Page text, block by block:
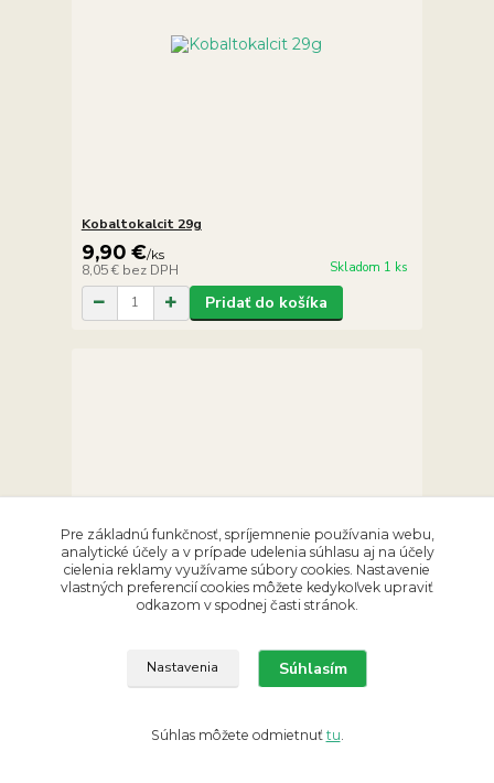
Kobaltokalcit 29g
9,90 €/ks
8,05 € bez DPH Skladom 1 ks
Pridať do košíka
ks
bez DPH Skladom 1 ks
Pre základnú funkčnosť, spríjemnenie používania webu,
analytické účely a v prípade udelenia súhlasu aj na účely
cielenia reklamy využívame súbory cookies. Nastavenie
vlastných preferencií cookies môžete kedykoľvek upraviť
odkazom v spodnej časti stránok.
Nastavenia Súhlasím
Súhlas môžete odmietnuť tu.